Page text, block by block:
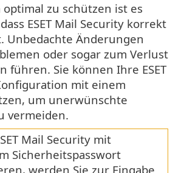
zu schützen ist es
ESET Mail Security korrekt
Unbedachte Änderungen
oder sogar zum Verlust
führen. Sie können Ihre ESET
mit einem
um unerwünschte
vermeiden.
Mail Security mit
Sicherheitspasswort
werden Sie zur Eingabe